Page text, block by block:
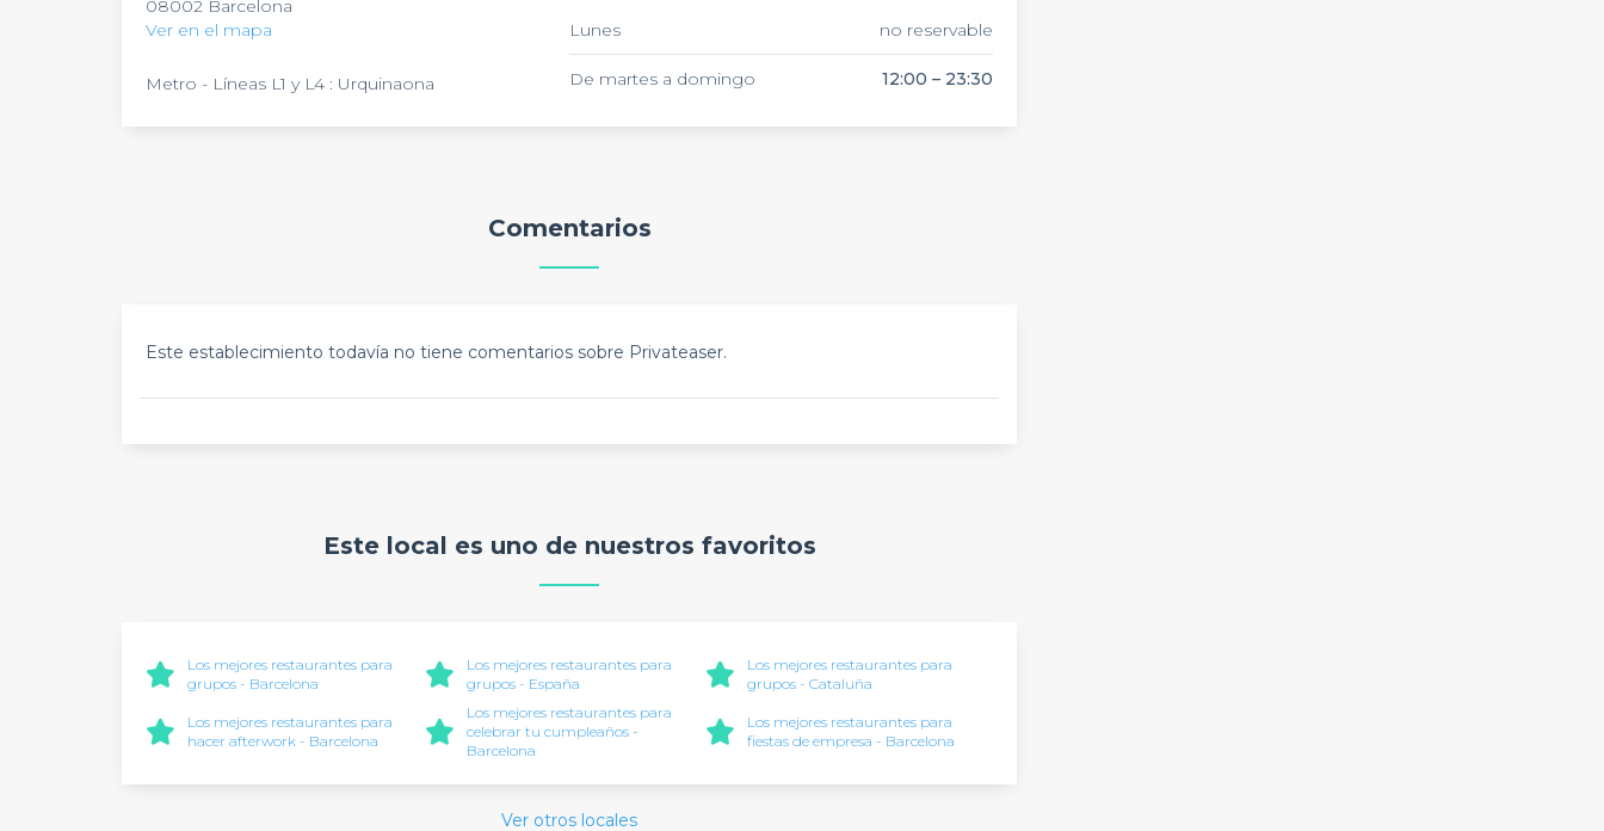
08002 Barcelona
Ver en el mapa
Metro - Líneas L1 y L4 : Urquinaona
Lunes no reservable
De martes a domingo 12:00 – 23:30
Comentarios
Este establecimiento todavía no tiene comentarios sobre Privateaser.
Este local es uno de nuestros favoritos
Los mejores restaurantes para
grupos - Barcelona
Los mejores restaurantes para
grupos - España
Los mejores restaurantes para
grupos - Cataluña
Los mejores restaurantes para
hacer afterwork - Barcelona
Los mejores restaurantes para
celebrar tu cumpleaños -
Barcelona
Los mejores restaurantes para
fiestas de empresa - Barcelona
Ver otros locales